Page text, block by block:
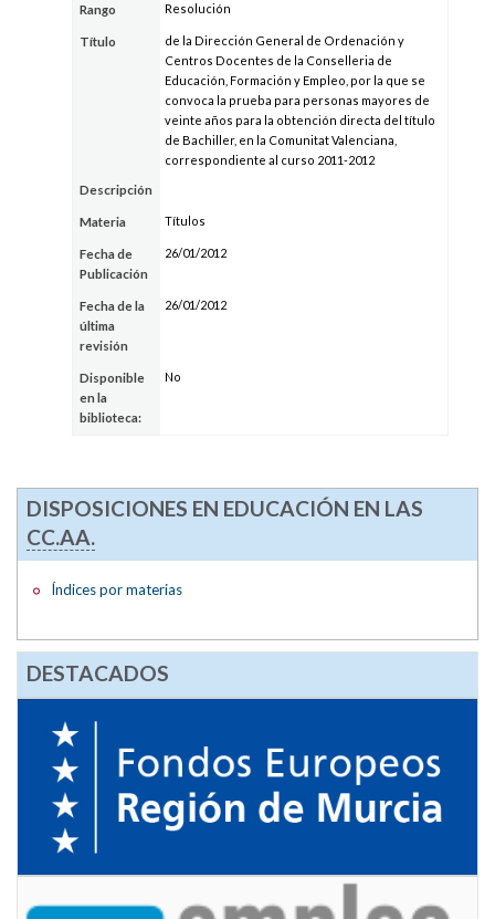
Rango Resolución
Título
de la Dirección General de Ordenación y
Centros Docentes de la Conselleria de
Educación, Formación y Empleo, por la que se
convoca la prueba para personas mayores de
veinte años para la obtención directa del título
de Bachiller, en la Comunitat Valenciana,
correspondiente al curso 2011-2012
Descripción
Materia Títulos
Fecha de
Publicación
26/01/2012
Fecha de la
última
revisión
26/01/2012
Disponible
en la
biblioteca:
No
DISPOSICIONES EN EDUCACIÓN EN LAS
CC.AA.
Índices por materias
DESTACADOS